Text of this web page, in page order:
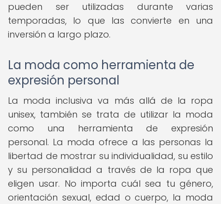
pueden ser utilizadas durante varias
temporadas, lo que las convierte en una
inversión a largo plazo.
La moda como herramienta de
expresión personal
La moda inclusiva va más allá de la ropa
unisex, también se trata de utilizar la moda
como una herramienta de expresión
personal. La moda ofrece a las personas la
libertad de mostrar su individualidad, su estilo
y su personalidad a través de la ropa que
eligen usar. No importa cuál sea tu género,
orientación sexual, edad o cuerpo, la moda